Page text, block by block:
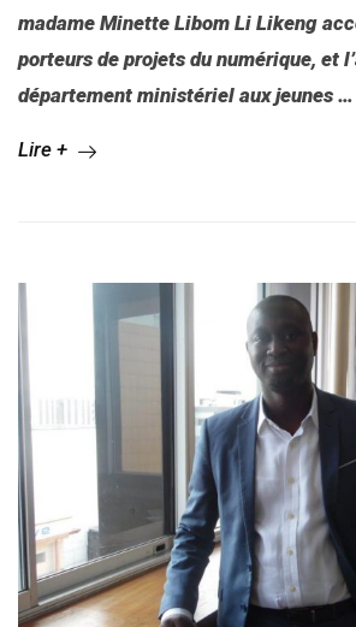
madame Minette Libom Li Likeng
porteurs de projets du numérique, et
département ministériel aux jeunes …
Lire +